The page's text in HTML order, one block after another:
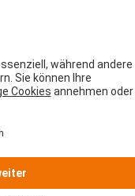
kann es
mit den vielen
Tomaten
und in einem
Stängel an
2-3 Wochen